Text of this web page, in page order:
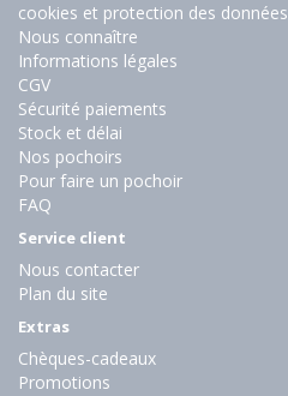
cookies et protection des données
Nous connaître
Informations légales
CGV
Sécurité paiements
Stock et délai
Nos pochoirs
Pour faire un pochoir
FAQ
Service client
Nous contacter
Plan du site
Extras
Chèques-cadeaux
Promotions